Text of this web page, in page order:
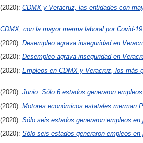
(2020): CDMX y Veracruz, las entidades con
CDMX, con la mayor merma laboral por Covid-
(2020): Desempleo agrava inseguridad en
(2020): Desempleo agrava inseguridad en
(2020): Empleos en CDMX y Veracruz, los más
(2020): Junio: Sólo 6 estados generaron
(2020): Motores económicos estatales merman
(2020): Sólo seis estados generaron empleos en
(2020): Sólo seis estados generaron empleos en